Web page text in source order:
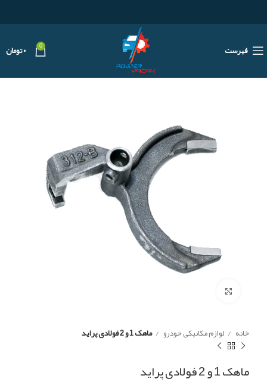
فهرست 0 ۰تومان
خانه لوازم مکانیکی خودرو ماهک 1 و 2 فولادی پراید
ماهک 1 و 2 فولادی پراید